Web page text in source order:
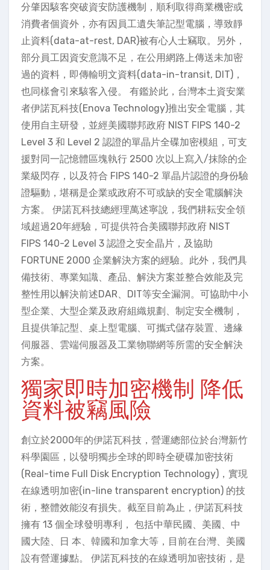
分肇因駭客突破資安防護機制，順利取得商業機密或
消費者個資外，亦有因員工遺失筆記型電腦，導致靜
止資料(data-at-rest, DAR)被有心人士竊取。另外，
部分員工因資安意識不足，在公用網路上傳送未加密
過的資料，即傳輸明文資料(data-in-transit, DIT)，
也同樣會引來駭客入侵。 有鑑於此，台灣本土資安業
者伊諾瓦科技(Enova Technology)推出安全電腦，其
使用自主研發，並經美國聯邦政府 NIST FIPS 140-2
Level 3 和 Level 2 認證的單晶片全碟加密模組，可支
援對同一記憶體區塊執行 2500 次以上寫入/抹除的企
業級閃存，以及符合 FIPS 140-2 單晶片認證的身份驗
證驅動，堪稱是企業或政府不可或缺的安全電腦解決
方案。 伊諾瓦科技總經理萬述寧說，我們耕耘安全領
域超過20年經驗，可提供符合美國聯邦政府 NIST
FIPS 140-2 Level 3 認證之安全晶片，及協助
FORTUNE 2000 企業解決方案的經驗。此外，我們具
備技術、專業知識、產品、解決方案並整合效能及完
整性用以解決前述DAR、DIT等安全漏洞。可協助中小
型企業、大型企業及政府組織規劃、制定安全機制，
且提供筆記型、桌上型電腦、可攜式儲存裝置、邊緣
伺服器、雲端伺服器及工業物聯網等所需的安全解決
方案。
獨家即時加密機制 降低
資料被竊風險
創立於2000年的伊諾瓦科技，營運總部位於台灣新竹
科學園區，以發明獨步全球的即時全硬碟加密技術
(Real-time Full Disk Encryption Technology)，實現
在線透明加密(in-line transparent encryption) 的技
術，整體效能沒有損失。截至目前為止，伊諾瓦科技
擁有 13 個全球發明專利， 包括中華民國、美國、中
國大陸、日 本、韓國和加拿大等，目前在台灣、美國
設有營運據點。 伊諾瓦科技的在線透明加密技術，是